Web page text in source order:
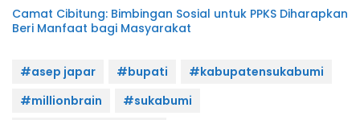
Camat Cibitung: Bimbingan Sosial untuk PPKS Diharapkan
Beri Manfaat bagi Masyarakat
#asep japar #bupati
#kabupatensukabumi
#millionbrain
#sukabumi